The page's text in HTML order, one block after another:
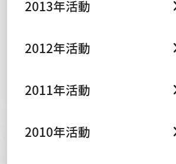
2013年活動
2012年活動
2011年活動
2010年活動